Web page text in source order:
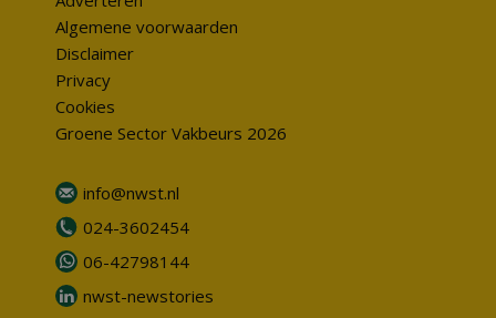
Algemene voorwaarden
Disclaimer
Privacy
Cookies
Groene Sector Vakbeurs 2026
info@nwst.nl
024-3602454
06-42798144
nwst-newstories